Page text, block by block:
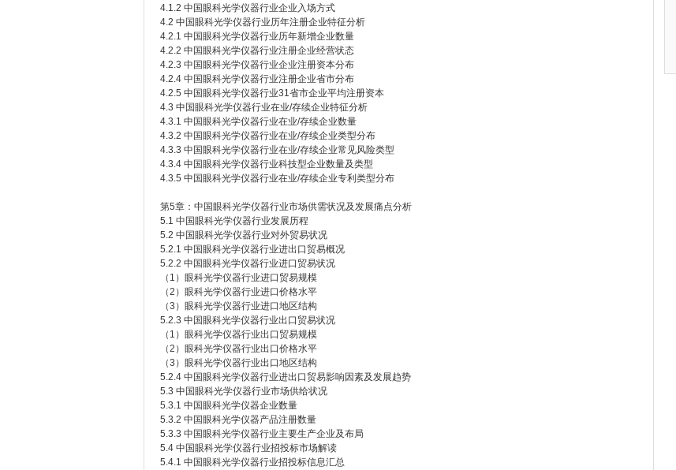
4.1.2 中国眼科光学仪器行业企业入场方式
4.2 中国眼科光学仪器行业历年注册企业特征分析
4.2.1 中国眼科光学仪器行业历年新增企业数量
4.2.2 中国眼科光学仪器行业注册企业经营状态
4.2.3 中国眼科光学仪器行业企业注册资本分布
4.2.4 中国眼科光学仪器行业注册企业省市分布
4.2.5 中国眼科光学仪器行业31省市企业平均注册资本
4.3 中国眼科光学仪器行业在业/存续企业特征分析
4.3.1 中国眼科光学仪器行业在业/存续企业数量
4.3.2 中国眼科光学仪器行业在业/存续企业类型分布
4.3.3 中国眼科光学仪器行业在业/存续企业常见风险类型
4.3.4 中国眼科光学仪器行业科技型企业数量及类型
4.3.5 中国眼科光学仪器行业在业/存续企业专利类型分布
第5章：中国眼科光学仪器行业市场供需状况及发展痛点分析
5.1 中国眼科光学仪器行业发展历程
5.2 中国眼科光学仪器行业对外贸易状况
5.2.1 中国眼科光学仪器行业进出口贸易概况
5.2.2 中国眼科光学仪器行业进口贸易状况
（1）眼科光学仪器行业进口贸易规模
（2）眼科光学仪器行业进口价格水平
（3）眼科光学仪器行业进口地区结构
5.2.3 中国眼科光学仪器行业出口贸易状况
（1）眼科光学仪器行业出口贸易规模
（2）眼科光学仪器行业出口价格水平
（3）眼科光学仪器行业出口地区结构
5.2.4 中国眼科光学仪器行业进出口贸易影响因素及发展趋势
5.3 中国眼科光学仪器行业市场供给状况
5.3.1 中国眼科光学仪器企业数量
5.3.2 中国眼科光学仪器产品注册数量
5.3.3 中国眼科光学仪器行业主要生产企业及布局
5.4 中国眼科光学仪器行业招投标市场解读
5.4.1 中国眼科光学仪器行业招投标信息汇总